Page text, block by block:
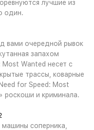
лучшие из
один.
вами очередной рывок
запахом
Most Wanted несет с
трассы, коварные
for Speed: Most
роскоши и криминала.
соперника,